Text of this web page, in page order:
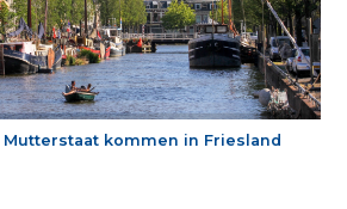
kommen in Friesland